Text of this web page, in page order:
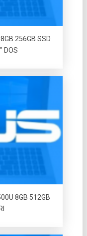
256GB SSD
DOS
8GB 512GB